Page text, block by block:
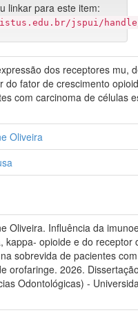
linkar para este item:
jspui/handle/
dos receptores mu,
do fator de crescimento
com carcinoma de células
Oliveira
Oliveira. Influência da
kappa- opioide e do receptor
sobrevida de pacientes
orofaringe. 2026.
Odontológicas) -